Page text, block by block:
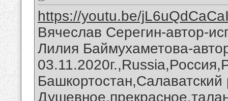
https://youtu.be/
Вячеслав Серегин-автор-
Лилия Баймухаметова-